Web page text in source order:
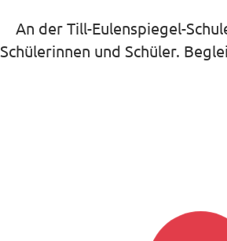
An der Till-Eulenspiegel-
Schülerinnen und Schüler.